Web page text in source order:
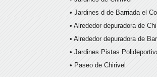
• Jardines d de Barriada el
• Alrededor depuradora de
• Alrededor depuradora de
• Jardines Pistas
• Paseo de Chirivel